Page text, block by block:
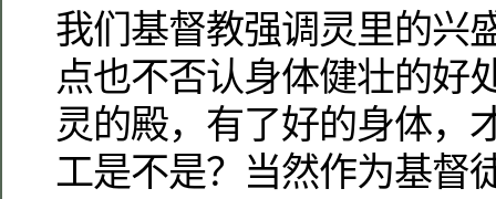
我们基督教强调灵里的兴
点也不否认身体健壮的好
灵的殿，有了好的身体，
工是不是？当然作为基督